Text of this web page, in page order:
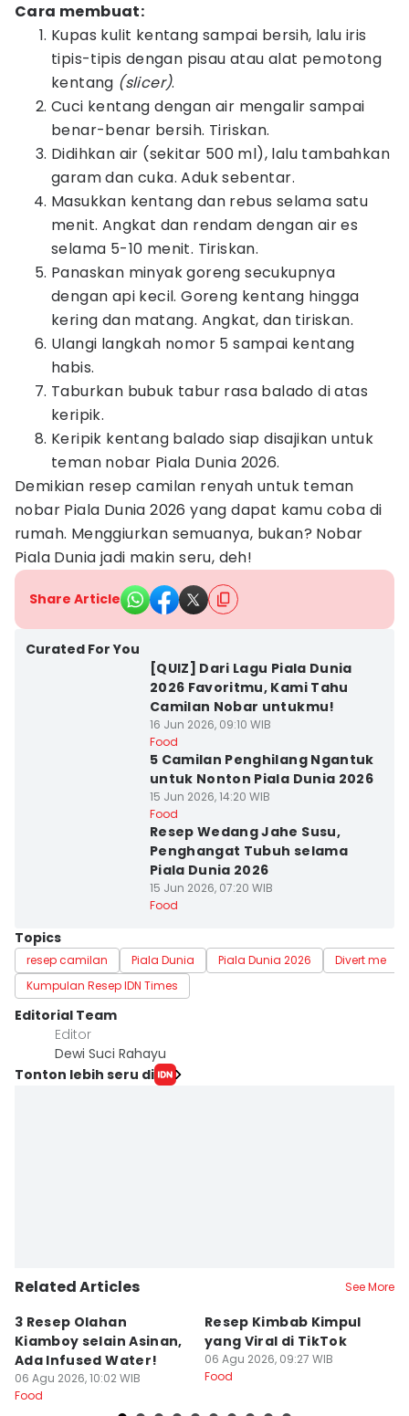
Cara membuat:
Kupas kulit kentang sampai bersih, lalu iris
tipis-tipis dengan pisau atau alat pemotong
kentang (slicer).
Cuci kentang dengan air mengalir sampai
benar-benar bersih. Tiriskan.
Didihkan air (sekitar 500 ml), lalu tambahkan
garam dan cuka. Aduk sebentar.
Masukkan kentang dan rebus selama satu
menit. Angkat dan rendam dengan air es
selama 5-10 menit. Tiriskan.
Panaskan minyak goreng secukupnya
dengan api kecil. Goreng kentang hingga
kering dan matang. Angkat, dan tiriskan.
Ulangi langkah nomor 5 sampai kentang
habis.
Taburkan bubuk tabur rasa balado di atas
keripik.
Keripik kentang balado siap disajikan untuk
teman nobar Piala Dunia 2026.
Demikian resep camilan renyah untuk teman
nobar Piala Dunia 2026 yang dapat kamu coba di
rumah. Menggiurkan semuanya, bukan? Nobar
Piala Dunia jadi makin seru, deh!
Share Article
Curated For You
[QUIZ] Dari Lagu Piala Dunia
2026 Favoritmu, Kami Tahu
Camilan Nobar untukmu!
16 Jun 2026, 09:10 WIB
Food
5 Camilan Penghilang Ngantuk
untuk Nonton Piala Dunia 2026
15 Jun 2026, 14:20 WIB
Food
Resep Wedang Jahe Susu,
Penghangat Tubuh selama
Piala Dunia 2026
15 Jun 2026, 07:20 WIB
Food
Topics
resep camilan Piala Dunia Piala Dunia 2026
Divert me
Kumpulan Resep IDN Times
Editorial Team
Editor
Dewi Suci Rahayu
Tonton lebih seru di
Related Articles See More
3 Resep Olahan
Kiamboy selain Asinan,
Ada Infused Water!
06 Agu 2026, 10:02 WIB
Food
Resep Kimbab Kimpul
yang Viral di TikTok
06 Agu 2026, 09:27 WIB
Food